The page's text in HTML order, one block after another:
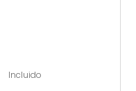
Incluido